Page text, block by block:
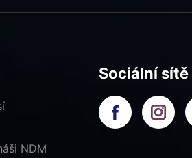
NDM
Sociální sítě